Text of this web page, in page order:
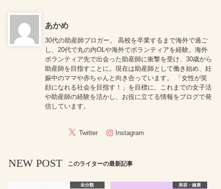
あかめ
30代の助産師ブロガー。 高校を卒業するまで海外で過ご
し、20代で丸の内OLや海外でボランティアを経験。海外
ボランティア先で出会った助産師に衝撃を受け、30歳から
助産師を目指すことに。現在は助産師として働き始め、妊
娠中のママや赤ちゃんと向き合っています。 「女性が笑
顔になれる社会を目指す！」を目標に、これまでの女子活
や助産師の経験を活かし、お役に立てる情報をブログで発
信しています。
Twitter Instagram
NEW POST このライターの最新記事
未分類 美容・健康